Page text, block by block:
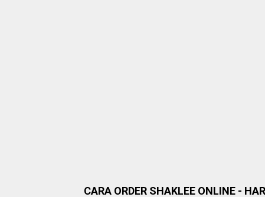
CARA ORDER SHAKLEE ONLINE -